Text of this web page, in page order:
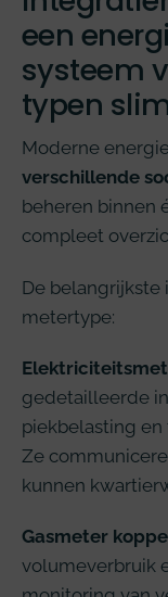
een
systeem
typen
Moderne
verschillende
beheren binnen
compleet
De
metertype:
gedetailleerde
piekbelasting
Ze
kunnen
Gasmeter
volumeverbruik